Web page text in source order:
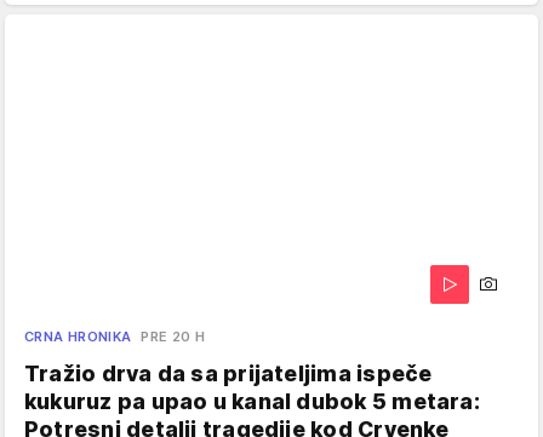
CRNA HRONIKA PRE 20 H
Tražio drva da sa prijateljima ispeče
kukuruz pa upao u kanal dubok 5 metara:
Potresni detalji tragedije kod Crvenke